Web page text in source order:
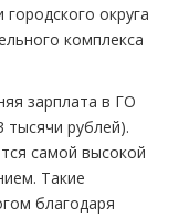
округа
комплекса
зарплата в ГО
рублей).
самой высокой
Такие
благодаря